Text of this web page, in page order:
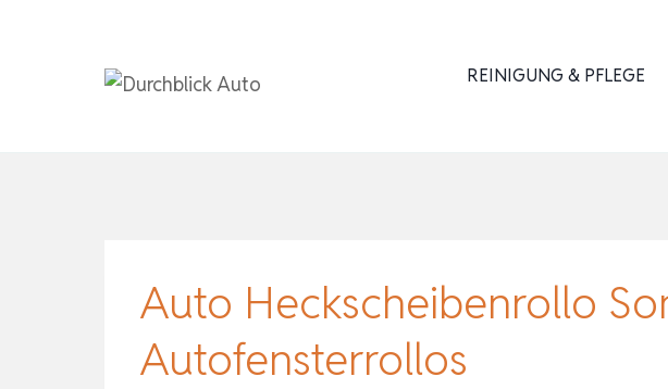
REINIGUNG & PFLEGE
Auto Heckscheibenrollo
Autofensterrollos